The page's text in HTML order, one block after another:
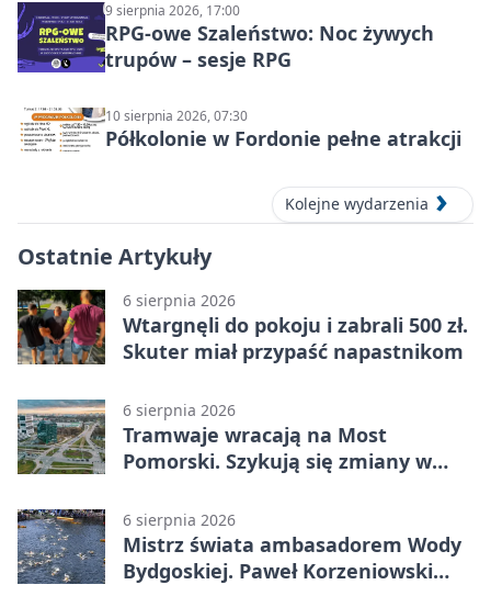
9 sierpnia 2026, 17:00
RPG-owe Szaleństwo: Noc żywych
trupów – sesje RPG
10 sierpnia 2026, 07:30
Półkolonie w Fordonie pełne atrakcji
Kolejne wydarzenia
Ostatnie Artykuły
6 sierpnia 2026
Wtargnęli do pokoju i zabrali 500 zł.
Skuter miał przypaść napastnikom
6 sierpnia 2026
Tramwaje wracają na Most
Pomorski. Szykują się zmiany w
6 sierpnia 2026
Mistrz świata ambasadorem Wody
Bydgoskiej. Paweł Korzeniowski